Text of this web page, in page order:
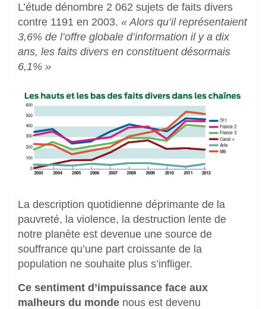
L’étude dénombre 2 062 sujets de faits divers
contre 1191 en 2003. « Alors qu’il représentaient
3,6% de l’offre globale d’information il y a dix
ans, les faits divers en constituent désormais
6,1% »
La description quotidienne déprimante de la
pauvreté, la violence, la destruction lente de
notre planète est devenue une source de
souffrance qu’une part croissante de la
population ne souhaite plus s’infliger.
Ce sentiment d’impuissance face aux
malheurs du monde nous est devenu